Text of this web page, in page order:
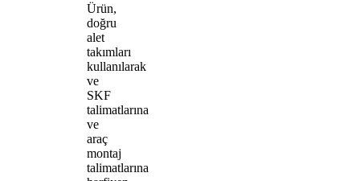
Ürün,
doğru
alet
takımları
kullanılarak
ve
SKF
talimatlarına
ve
araç
montaj
talimatlarına